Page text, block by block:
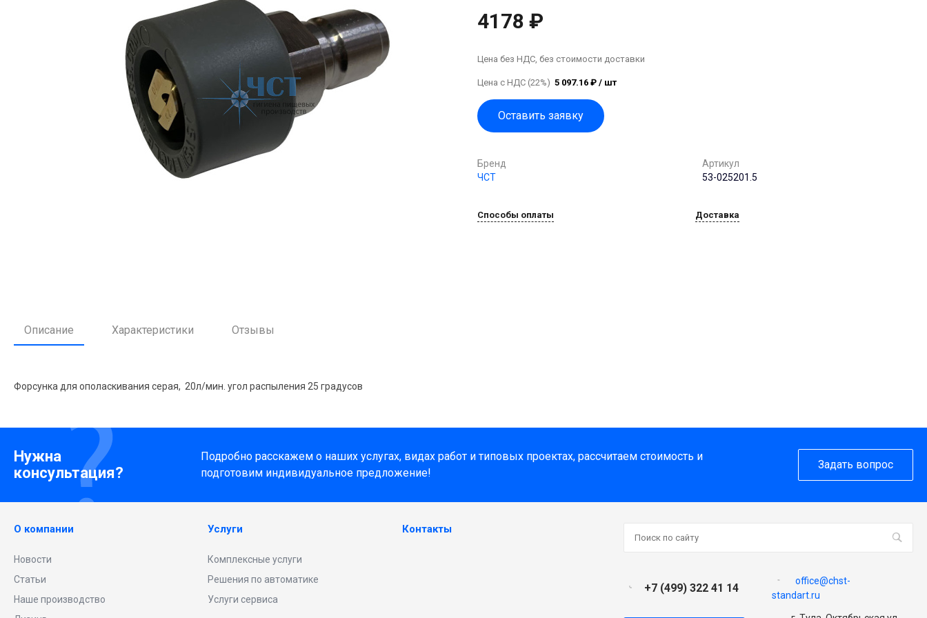
г. Краснодар, ул.
Красных Партизан, д.
office@chst-standart.ru
4178 ₽
Цена без НДС, без стоимости доставки
Цена с НДС (22%) 5 097.16 ₽ / шт
Оставить заявку
Бренд
ЧСТ
Артикул
53-025201.5
Способы оплаты Доставка
Описание Характеристики Отзывы
Форсунка для ополаскивания серая, 20л/мин. угол распыления 25 градусов
Нужна
консультация?
Подробно расскажем о наших услугах, видах работ и типовых проектах, рассчитаем стоимость и
подготовим индивидуальное предложение!
Задать вопрос
О компании
Новости
Статьи
Наше производство
Услуги
Комплексные услуги
Решения по автоматике
Услуги сервиса
Контакты
+7 (499) 322 41 14
office@chst-
standart.ru